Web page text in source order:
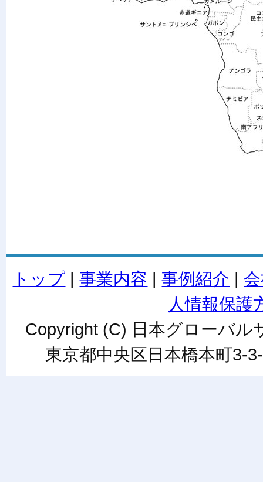
トップ |事業内容 |事例紹介 |
人情報保護
Copyright (C) 日本グローバル
東京都中央区日本橋本町3-